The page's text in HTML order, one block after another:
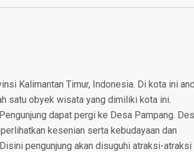
Kalimantan Timur, Indonesia. Di kota ini
satu obyek wisata yang dimiliki kota ini.
dapat pergi ke Desa Pampang.
kesenian serta kebudayaan dan
pengunjung akan disuguhi atraksi-atraksi